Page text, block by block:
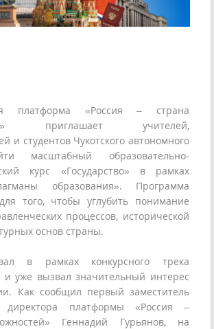
платформа «Россия – страна
приглашает учителей,
и студентов Чукотского автономного
масштабный образовательно-
курс «Государство» в рамках
образования». Программа
того, чтобы углубить понимание
процессов, исторической
основ страны.
в рамках конкурсного трека
и уже вызвал значительный интерес
Как сообщил первый заместитель
директора платформы «Россия –
Геннадий Гурьянов, на